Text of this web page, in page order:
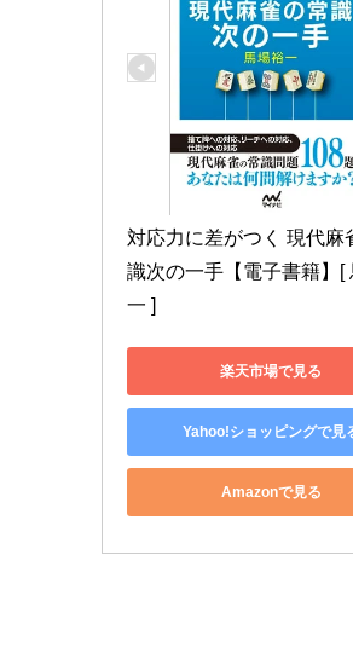
対応力に差がつく 現代麻
識次の一手【電子書籍】[
一 ]
楽天市場で見る
Yahoo!ショッピングで見
Amazonで見る